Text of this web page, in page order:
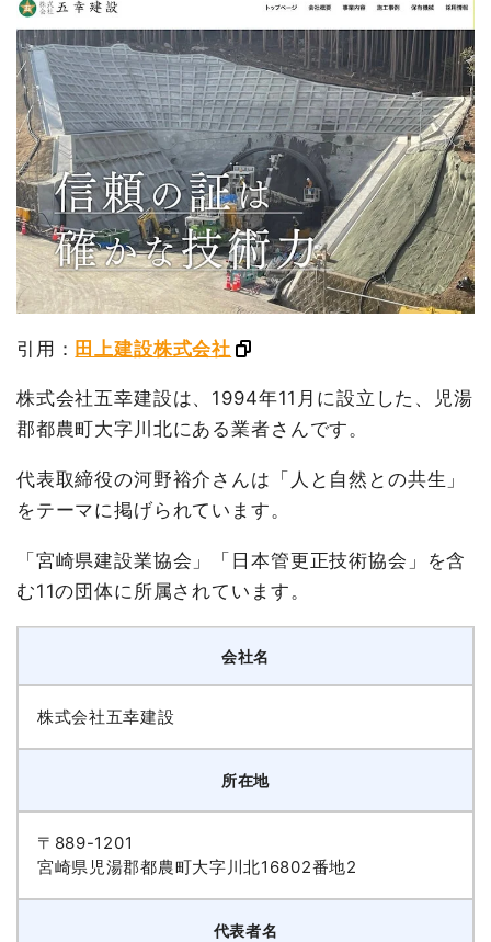
引用： 田上建設株式会社
株式会社五幸建設は、1994年11月に設立した、児湯
郡都農町大字川北にある業者さんです。
代表取締役の河野裕介さんは「人と自然との共生」
をテーマに掲げられています。
「宮崎県建設業協会」「日本管更正技術協会」を含
む11の団体に所属されています。
会社名
株式会社五幸建設
所在地
〒889-1201
宮崎県児湯郡都農町大字川北16802番地2
代表者名